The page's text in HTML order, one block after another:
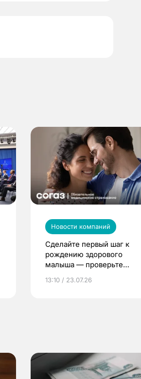
Новости компаний
Сделайте первый шаг к
рождению здорового
малыша — проверьте
по ОМС!
13:10 / 23.07.26